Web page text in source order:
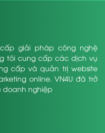
cấp giải pháp công nghệ
tôi cung cấp các dịch vụ
cấp và quản trị website
online. VN4U đã trở
doanh nghiệp